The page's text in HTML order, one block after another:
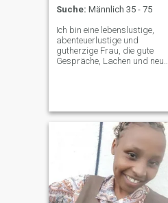
Suche: Männlich 35 - 75
Ich bin eine lebenslustige,
abenteuerlustige und
gutherzige Frau, die gute
Gespräche, Lachen und neue
Abend mit einem tollen Film
verbringen möchten. Ich liebe
es, jeden Moment optimal zu